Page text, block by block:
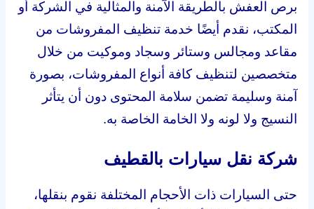
برص العفش بالطريقة الآمنة والمثالية في الشركة أو
المكتب، نقدم أيضًا خدمة تنظيف المفروشات من
مقاعد ومجالس وستائر وسجاد وموكيت من خلال
متخصصين لتنظيف كافة أنواع المفروشات، بصورة
آمنة وسليمة تضمن سلامة المحتوى دون أن يتأثر
النسيج ولا لونه ولا الخامة الخاصة به.
شركة نقل سيارات بالقطيف
حتى السيارات ذات الأحجام المختلفة نقوم بنقلها،